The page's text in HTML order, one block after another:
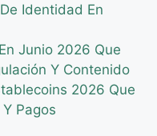
Identidad En
Junio 2026 Que
Y Contenido
2026 Que
Pagos